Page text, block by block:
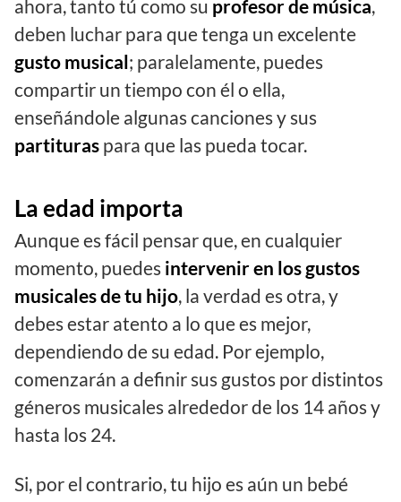
ahora, tanto tú como su profesor de música,
deben luchar para que tenga un excelente
gusto musical; paralelamente, puedes
compartir un tiempo con él o ella,
enseñándole algunas canciones y sus
partituras para que las pueda tocar.
La edad importa
Aunque es fácil pensar que, en cualquier
momento, puedes intervenir en los gustos
musicales de tu hijo, la verdad es otra, y
debes estar atento a lo que es mejor,
dependiendo de su edad. Por ejemplo,
comenzarán a definir sus gustos por distintos
géneros musicales alrededor de los 14 años y
hasta los 24.
Si, por el contrario, tu hijo es aún un bebé